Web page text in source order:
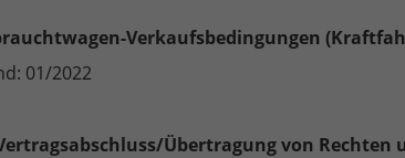
Verkaufsbedingungen
01/2022
Übertragung von Rechten